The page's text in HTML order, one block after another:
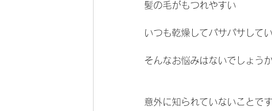
髪の毛がもつれやすい
いつも乾燥してパサパサして
そんなお悩みはないでしょう
意外に知られていないことで